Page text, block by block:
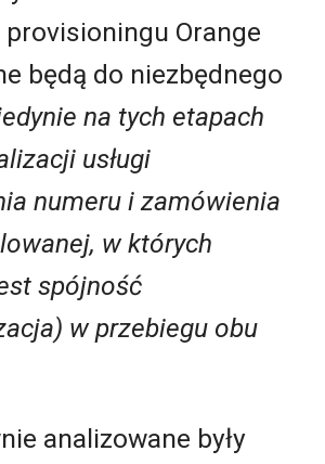
Orange
będą do niezbędnego
na tych etapach
usługi
numeru i zamówienia
w których
spójność
w przebiegu obu
analizowane były